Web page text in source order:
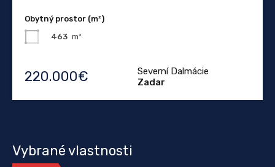
Obytný prostor (m²)
463 m²
220.000€
Severní Dalmácie
Zadar
Vybrané vlastnosti